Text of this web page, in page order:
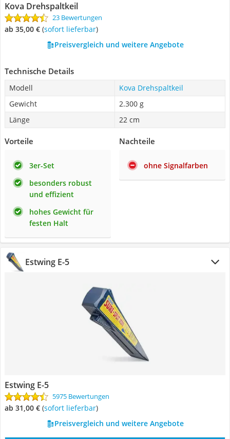
Kova Drehspaltkeil
23 Bewertungen
ab 35,00 € ( Sofort lieferbar)
Preisvergleich und weitere Angebote
Technische Details
Modell
Kova Drehspaltkeil
Gewicht
2.300 g
Länge
22 cm
Vorteile
3er-Set
besonders robust
und effizient
hohes Gewicht für
festen Halt
Nachteile
ohne Signalfarben
Estwing E-5
Estwing E-5
5975 Bewertungen
ab 31,00 € ( Sofort lieferbar)
Preisvergleich und weitere Angebote